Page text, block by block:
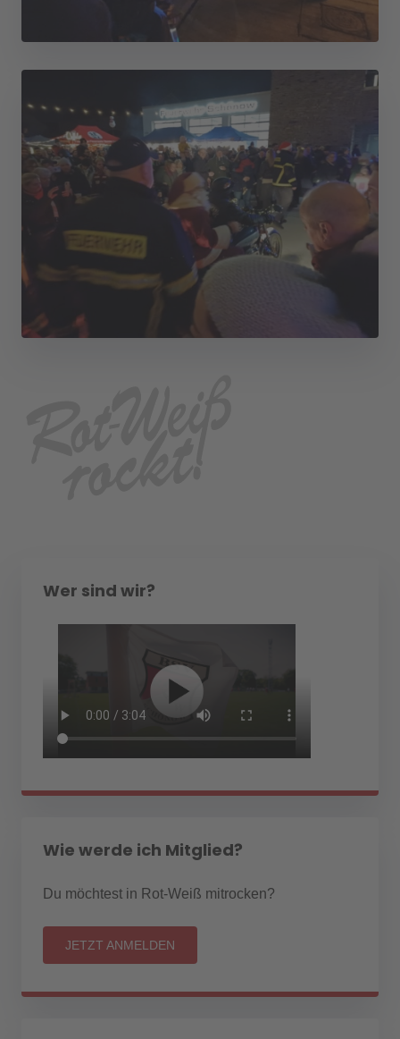
Wer sind wir?
Wie werde ich Mitglied?
Du möchtest in Rot-Weiß mitrocken?
JETZT ANMELDEN